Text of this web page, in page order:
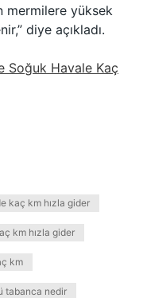
mermilere yüksek
diye açıkladı.
Soğuk Havale Kaç
kaç km hızla gider
km hızla gider
km
tabanca nedir